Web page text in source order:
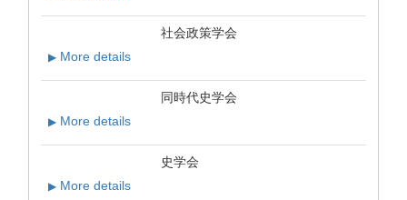
社会政策学会
▶ More details
同時代史学会
▶ More details
史学会
▶ More details